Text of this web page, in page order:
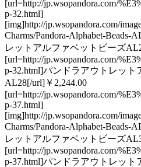
[url=http://jp.wsopandora.com/
p-32.html]
[img]http://jp.wsopandora.com/
Charms/Pandora-Alphabet-
レットアルファベットビーズ
[url=http://jp.wsopandora.com/
p-32.html]パンドラアウトレッ
AL28[/url]￥2,244.00
[url=http://jp.wsopandora.com/
p-37.html]
[img]http://jp.wsopandora.com/
Charms/Pandora-Alphabet-
レットアルファベットビーズ
[url=http://jp.wsopandora.com/
p-37.html]パンドラアウトレッ